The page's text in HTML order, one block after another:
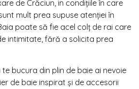
de Crăciun, in condițiile în care
mult prea supuse atenției în
poate să fie acel colț de rai care
intimitate, fără a solicita prea
te bucura din plin de baie ai nevoie
de baie inspirat și de accesorii